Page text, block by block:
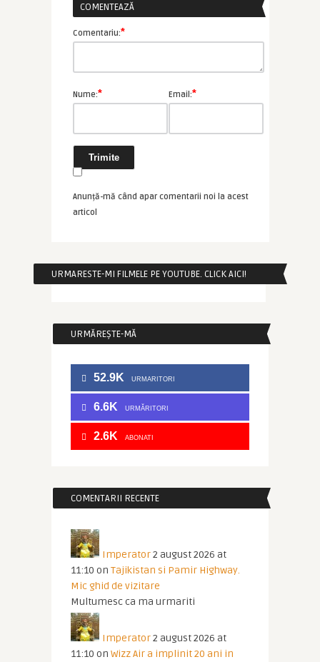
COMENTEAZĂ
Comentariu:*
Nume:* Email:*
Anunță-mă când apar comentarii noi la acest
articol
URMARESTE-MI FILMELE PE YOUTUBE. CLICK AICI!
URMĂREȘTE-MĂ
52.9K URMARITORI
6.6K URMĂRITORI
2.6K ABONATI
COMENTARII RECENTE
Imperator2 august 2026 at
11:10 on Tajikistan si Pamir Highway.
Mic ghid de vizitare
Multumesc ca ma urmariti
Imperator2 august 2026 at
11:10 on Wizz Air a implinit 20 ani in